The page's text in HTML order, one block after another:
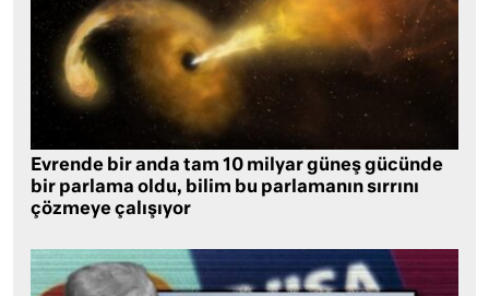
Evrende bir anda tam 10 milyar güneş gücünde
bir parlama oldu, bilim bu parlamanın sırrını
çözmeye çalışıyor